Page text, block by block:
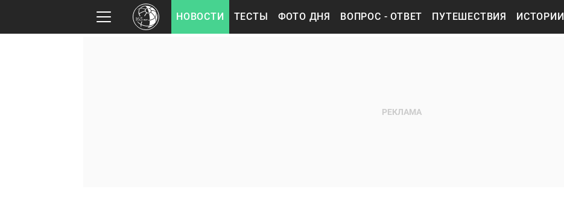
НОВОСТИ ТЕСТЫ ФОТО ДНЯ ВОПРОС - ОТВЕТ ПУТЕШЕСТВИЯ ИСТОРИИ